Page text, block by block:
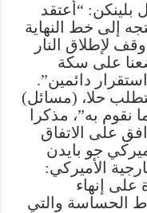
تقترب
من
خط
النهاية
مغلقة
بلينكن: “أعتقد
إلى خط النهاية
لإطلاق النار
على سكة
دائمين”.
حلا، (مسائل)
به”، مذكرا
على الاتفاق
جو بايدن
الأميركي:
على إنهاء
الحساسة والتي